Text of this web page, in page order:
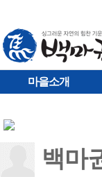
마을소개
백마